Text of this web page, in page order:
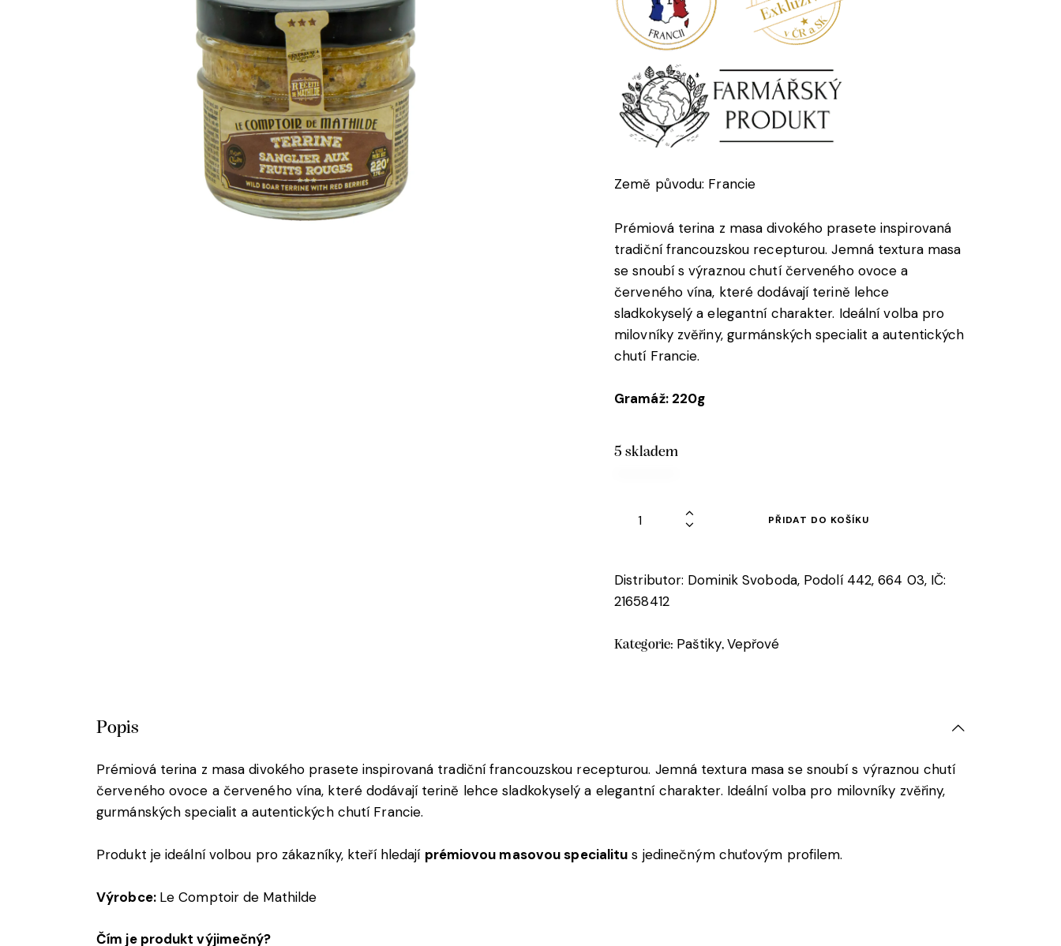
Země původu: Francie
Prémiová terina z masa divokého prasete inspirovaná
tradiční francouzskou recepturou. Jemná textura masa
se snoubí s výraznou chutí červeného ovoce a
červeného vína, které dodávají terině lehce
sladkokyselý a elegantní charakter. Ideální volba pro
milovníky zvěřiny, gurmánských specialit a autentických
chutí Francie.
Gramáž: 220g
5 skladem
PŘIDAT DO KOŠÍKU
Distributor: Dominik Svoboda, Podolí 442, 664 03, IČ:
21658412
Kategorie: Paštiky, Vepřové
Popis
Prémiová terina z masa divokého prasete inspirovaná tradiční francouzskou recepturou. Jemná textura masa se snoubí s výraznou chutí
červeného ovoce a červeného vína, které dodávají terině lehce sladkokyselý a elegantní charakter. Ideální volba pro milovníky zvěřiny,
gurmánských specialit a autentických chutí Francie.
Produkt je ideální volbou pro zákazníky, kteří hledají prémiovou masovou specialitu s jedinečným chuťovým profilem.
Výrobce: Le Comptoir de Mathilde
Čím je produkt výjimečný?